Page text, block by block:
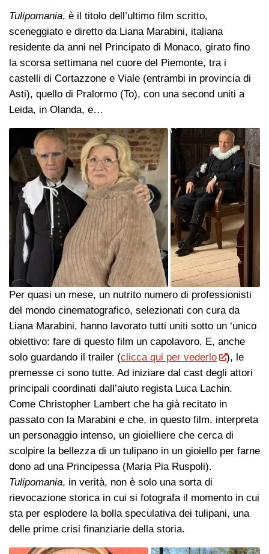
Tulipomania, è il titolo dell’ultimo film scritto,
sceneggiato e diretto da Liana Marabini, italiana
residente da anni nel Principato di Monaco, girato fino
la scorsa settimana nel cuore del Piemonte, tra i
castelli di Cortazzone e Viale (entrambi in provincia di
Asti), quello di Pralormo (To), con una second uniti a
Leida, in Olanda, e…
Per quasi un mese, un nutrito numero di professionisti
del mondo cinematografico, selezionati con cura da
Liana Marabini, hanno lavorato tutti uniti sotto un ‘unico
obiettivo: fare di questo film un capolavoro. E, anche
solo guardando il trailer (clicca qui per vederlo
), le
premesse ci sono tutte. Ad iniziare dal cast degli attori
principali coordinati dall’aiuto regista Luca Lachin.
Come Christopher Lambert che ha già recitato in
passato con la Marabini e che, in questo film, interpreta
un personaggio intenso, un gioielliere che cerca di
scolpire la bellezza di un tulipano in un gioiello per farne
dono ad una Principessa (Maria Pia Ruspoli).
Tulipomania, in verità, non è solo una sorta di
rievocazione storica in cui si fotografa il momento in cui
sta per esplodere la bolla speculativa dei tulipani, una
delle prime crisi finanziarie della storia.